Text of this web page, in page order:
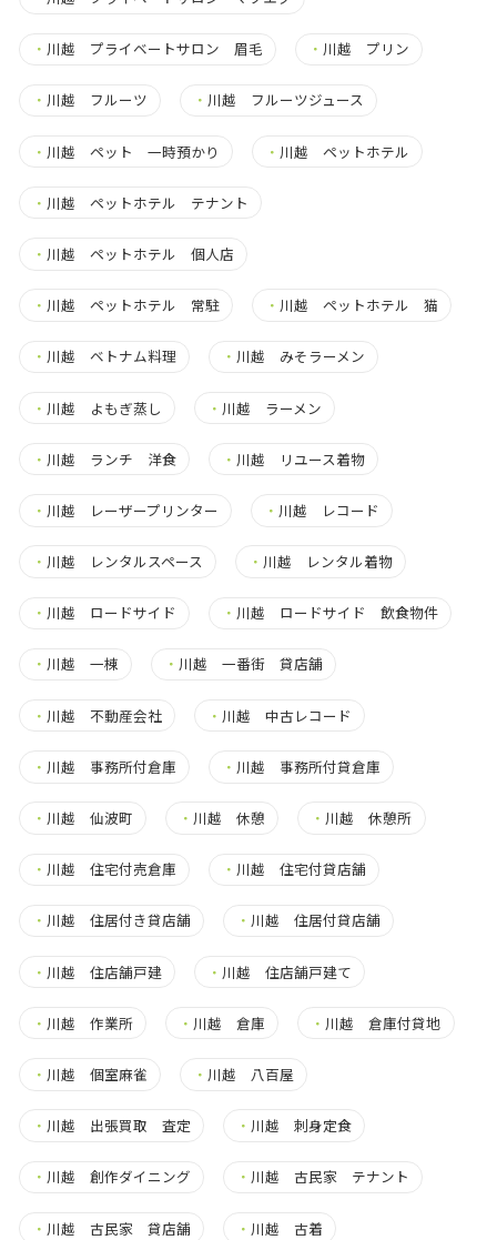
・ 川越 プライベートサロン 眉毛 ・ 川越 プリン
・ 川越 フルーツ ・ 川越 フルーツジュース
・ 川越 ペット 一時預かり ・ 川越 ペットホテル
・ 川越 ペットホテル テナント
・ 川越 ペットホテル 個人店
・ 川越 ペットホテル 常駐 ・ 川越 ペットホテル 猫
・ 川越 ベトナム料理 ・ 川越 みそラーメン
・ 川越 よもぎ蒸し ・ 川越 ラーメン
・ 川越 ランチ 洋食 ・ 川越 リユース着物
・ 川越 レーザープリンター ・ 川越 レコード
・ 川越 レンタルスペース ・ 川越 レンタル着物
・ 川越 ロードサイド ・ 川越 ロードサイド 飲食物件
・ 川越 一棟 ・ 川越 一番街 貸店舗
・ 川越 不動産会社 ・ 川越 中古レコード
・ 川越 事務所付倉庫 ・ 川越 事務所付貸倉庫
・ 川越 仙波町 ・ 川越 休憩 ・ 川越 休憩所
・ 川越 住宅付売倉庫 ・ 川越 住宅付貸店舗
・ 川越 住居付き貸店舗 ・ 川越 住居付貸店舗
・ 川越 住店舗戸建 ・ 川越 住店舗戸建て
・ 川越 作業所 ・ 川越 倉庫 ・ 川越 倉庫付貸地
・ 川越 個室麻雀 ・ 川越 八百屋
・ 川越 出張買取 査定 ・ 川越 刺身定食
・ 川越 創作ダイニング ・ 川越 古民家 テナント
・ 川越 古民家 貸店舗 ・ 川越 古着